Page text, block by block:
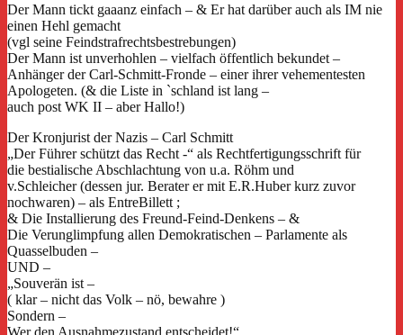
Der Mann tickt gaaanz einfach – & Er hat darüber auch als IM nie
einen Hehl gemacht
(vgl seine Feindstrafrechtsbestrebungen)
Der Mann ist unverhohlen – vielfach öffentlich bekundet –
Anhänger der Carl-Schmitt-Fronde – einer ihrer vehementesten
Apologeten. (& die Liste in `schland ist lang –
auch post WK II – aber Hallo!)
Der Kronjurist der Nazis – Carl Schmitt
„Der Führer schützt das Recht -“ als Rechtfertigungsschrift für
die bestialische Abschlachtung von u.a. Röhm und
v.Schleicher (dessen jur. Berater er mit E.R.Huber kurz zuvor
nochwaren) – als EntreBillett ;
& Die Installierung des Freund-Feind-Denkens – &
Die Verunglimpfung allen Demokratischen – Parlamente als
Quasselbuden –
UND –
„Souverän ist –
( klar – nicht das Volk – nö, bewahre )
Sondern –
Wer den Ausnahmezustand entscheidet!“